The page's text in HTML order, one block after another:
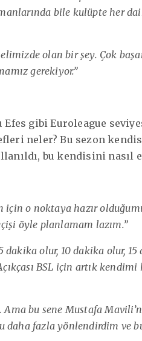
bile kulüpte her
olan bir şey. Çok
gerekiyor.”
Efes gibi Euroleague
neler? Bu sezon
bu kendisini nasıl
için o noktaya hazır
öyle planlamam lazım.”
dakika olur, 10 dakika olur, 15
BSL için artık kendimi
bu sene Mustafa
daha fazla yönlendirdim ve